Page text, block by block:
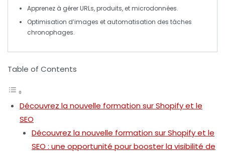
Apprenez à gérerURLs,produits, etmicrodonnées.
Optimisation d’images et automatisation des tâches
chronophages.
Table of Contents
Découvrez la nouvelle formation sur Shopify et le
SEO
Découvrez la nouvelle formation sur Shopify et le
SEO : une opportunité pour booster la visibilité de